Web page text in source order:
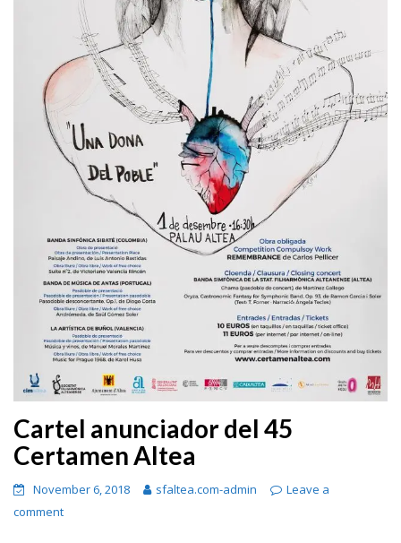
Cartel anunciador del 45
Certamen Altea
November 6, 2018 sfaltea.com-admin
Leave a
comment